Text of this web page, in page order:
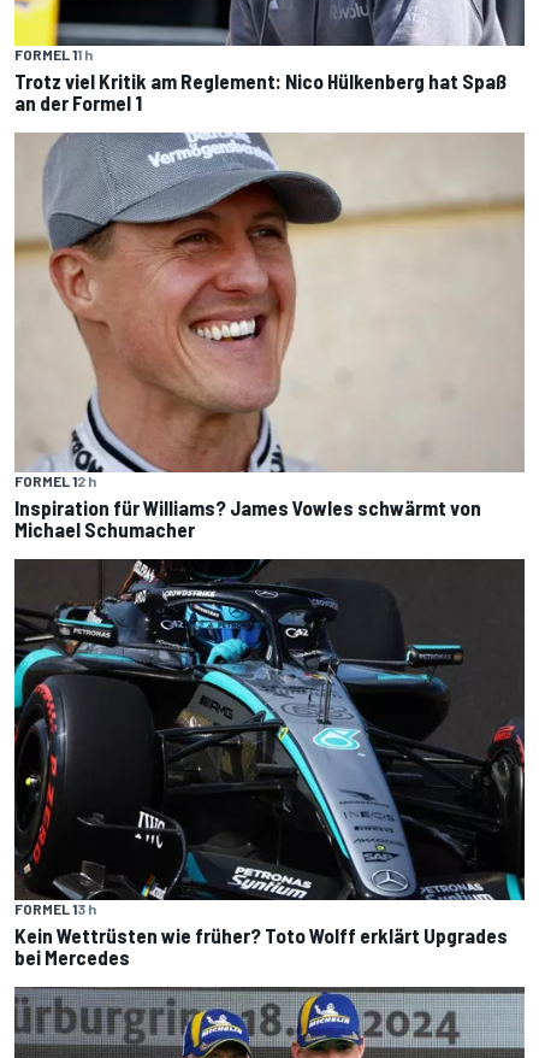
FORMEL 11 h
Trotz viel Kritik am Reglement: Nico Hülkenberg hat Spaß
an der Formel 1
FORMEL 12 h
Inspiration für Williams? James Vowles schwärmt von
Michael Schumacher
FORMEL 13 h
Kein Wettrüsten wie früher? Toto Wolff erklärt Upgrades
bei Mercedes